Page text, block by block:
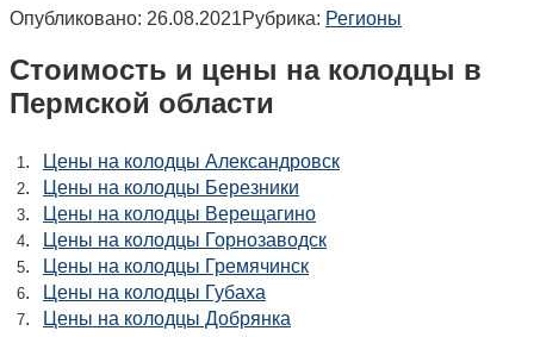
Опубликовано: 26.08.2021Рубрика: Регионы
Стоимость и цены на колодцы в
Пермской области
1 . Цены на колодцы Александровск
2. Цены на колодцы Березники
3. Цены на колодцы Верещагино
4. Цены на колодцы Горнозаводск
5. Цены на колодцы Гремячинск
6. Цены на колодцы Губаха
7. Цены на колодцы Добрянка